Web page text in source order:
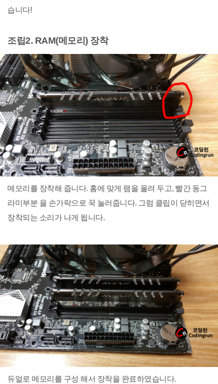
습니다!
조립2. RAM(메모리) 장착
메모리를 장착해 줍니다. 홈에 맞게 램을 올려 두고, 빨간 동그
라미부분 을 손가락으로 꾹 눌러줍니다. 그럼 클립이 닫히면서
장착되는 소리가 나게 됩니다.
듀얼로 메모리를 구성 해서 장착을 완료하였습니다.